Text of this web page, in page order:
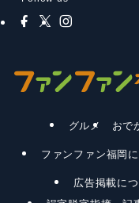
グルメ おで
ファンファン福岡
広告掲載に